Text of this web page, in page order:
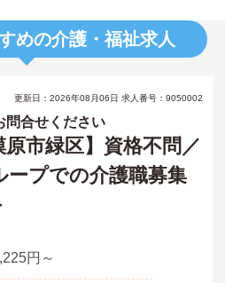
めの介護・福祉求人
更新日：2026年08月06日 求人番号：9050002
合せください
原市緑区】資格不問／
ープでの介護職募集
円～